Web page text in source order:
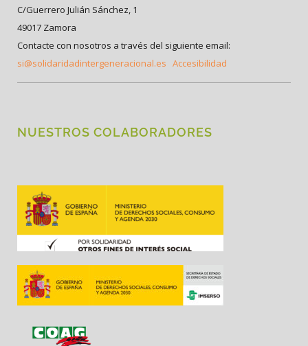
C/Guerrero Julián Sánchez, 1
49017 Zamora
Contacte con nosotros a través del siguiente email:
si@solidaridadintergeneracional.es Accesibilidad
NUESTROS COLABORADORES